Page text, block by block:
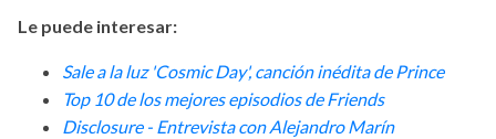
Le puede interesar:
Sale a la luz 'Cosmic Day', canción inédita de Prince
Top 10 de los mejores episodios de Friends
Disclosure - Entrevista con Alejandro Marín